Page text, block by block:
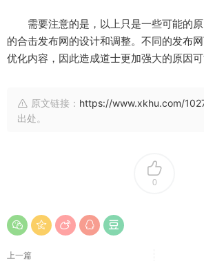
需要注意的是，以上只是一些可能的原
的合击发布网的设计和调整。不同的发布
优化内容，因此造成道士更加强大的原因可
原文链接： https://www.xkhu.com/
出处。
0
上一篇